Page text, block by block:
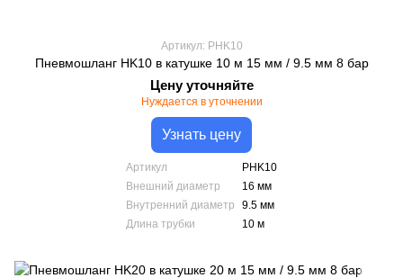
Артикул: PHK10
Пневмошланг HK10 в катушке 10 м 15 мм / 9.5 мм 8 бар
Цену уточняйте
Нуждается в уточнении
Узнать цену
Артикул
PHK10
Внешний диаметр
16 мм
Внутренний диаметр
9.5 мм
Длина трубки
10 м